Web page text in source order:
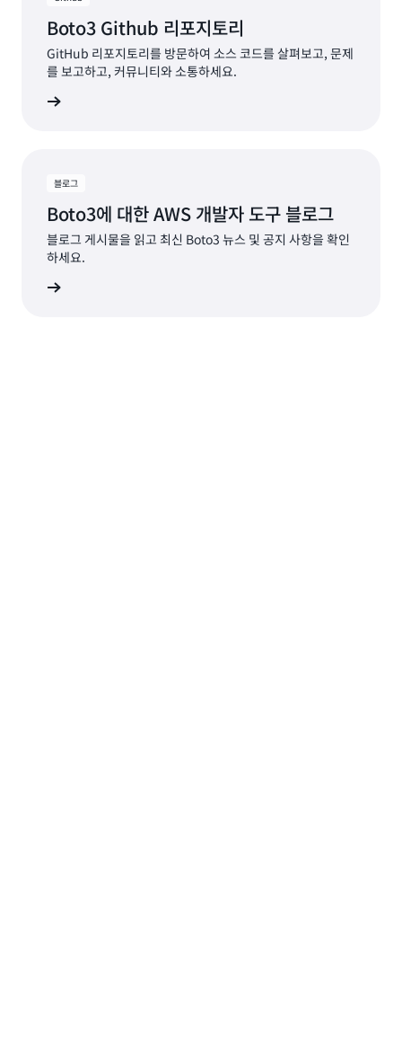
Boto3 Github 리포지토리
GitHub 리포지토리를 방문하여 소스 코드를 살펴보고, 문제
를 보고하고, 커뮤니티와 소통하세요.
블로그
Boto3에 대한 AWS 개발자 도구 블로그
블로그 게시물을 읽고 최신 Boto3 뉴스 및 공지 사항을 확인
하세요.